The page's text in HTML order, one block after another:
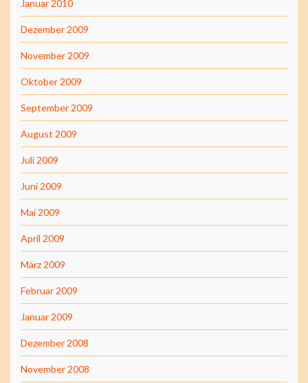
Januar 2010
Dezember 2009
November 2009
Oktober 2009
September 2009
August 2009
Juli 2009
Juni 2009
Mai 2009
April 2009
März 2009
Februar 2009
Januar 2009
Dezember 2008
November 2008